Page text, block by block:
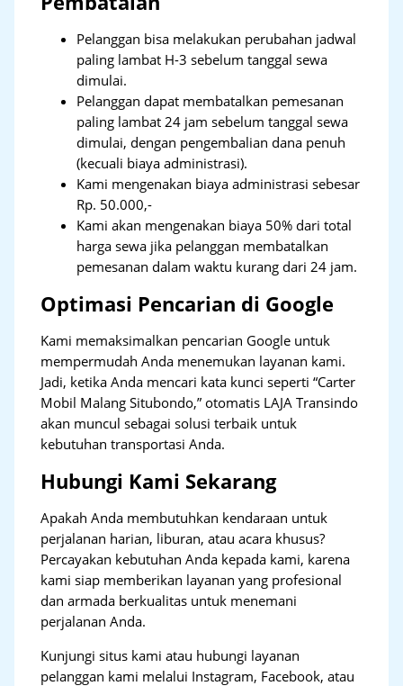
Pelanggan bisa melakukan perubahan jadwal
paling lambat H-3 sebelum tanggal sewa
dimulai.
Pelanggan dapat membatalkan pemesanan
paling lambat 24 jam sebelum tanggal sewa
dimulai, dengan pengembalian dana penuh
(kecuali biaya administrasi).
Kami mengenakan biaya administrasi sebesar
Rp. 50.000,-
Kami akan mengenakan biaya 50% dari total
harga sewa jika pelanggan membatalkan
pemesanan dalam waktu kurang dari 24 jam.
Optimasi Pencarian di Google
Kami memaksimalkan pencarian Google untuk
mempermudah Anda menemukan layanan kami.
Jadi, ketika Anda mencari kata kunci seperti “Carter
Mobil Malang Situbondo,” otomatis LAJA Transindo
akan muncul sebagai solusi terbaik untuk
kebutuhan transportasi Anda.
Hubungi Kami Sekarang
Apakah Anda membutuhkan kendaraan untuk
perjalanan harian, liburan, atau acara khusus?
Percayakan kebutuhan Anda kepada kami, karena
kami siap memberikan layanan yang profesional
dan armada berkualitas untuk menemani
perjalanan Anda.
Kunjungi situs kami atau hubungi layanan
pelanggan kami melalui Instagram, Facebook, atau